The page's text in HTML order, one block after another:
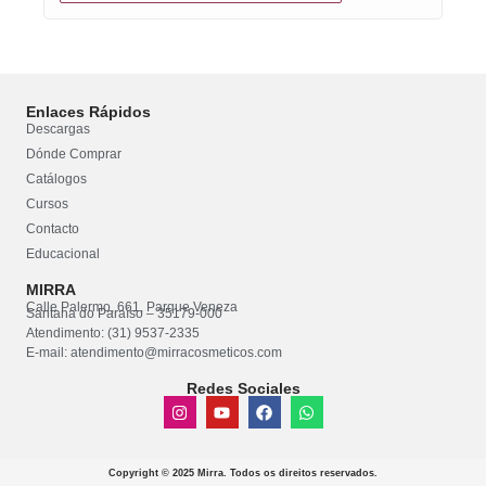
Enlaces Rápidos
Descargas
Dónde Comprar
Catálogos
Cursos
Contacto
Educacional
MIRRA
Calle Palermo, 661, Parque Veneza
Santana do Paraíso – 35179-000
Atendimento: (31) 9537-2335
E-mail: atendimento@mirracosmeticos.com
Redes Sociales
Copyright © 2025 Mirra. Todos os direitos reservados.